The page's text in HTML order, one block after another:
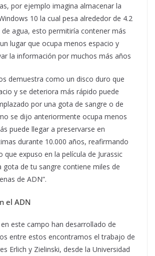
por ejemplo imagina almacenar la
10 la cual pesa alrededor de 4.2
agua, esto permitiría contener más
lugar que ocupa menos espacio y
la información por muchos más años
demuestra como un disco duro que
y se deteriora más rápido puede
por una gota de sangre o de
se dijo anteriormente ocupa menos
puede llegar a preservarse en
durante 10.000 años, reafirmando
que expuso en la película de Jurassic
gota de tu sangre contiene miles de
de ADN”.
el ADN
este campo han desarrollado de
entre estos encontramos el trabajo de
Erlich y Zielinski, desde la Universidad